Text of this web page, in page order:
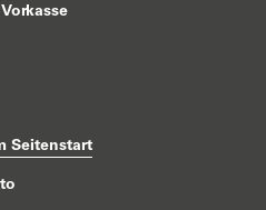
Seitenstart